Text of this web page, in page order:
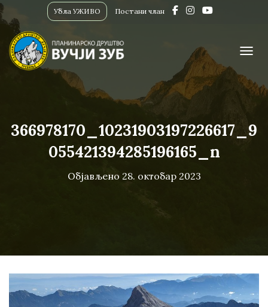
Убла УЖИВО Постани члан
366978170_10231903197226617_9
055421394285196165_n
Објављено 28. октобар 2023